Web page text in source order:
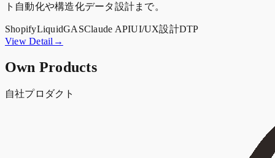
ト自動化や構造化データ設計まで。
ShopifyLiquidGASClaude APIUI/UX設計DTP
View Detail→
Own Products
自社プロダクト